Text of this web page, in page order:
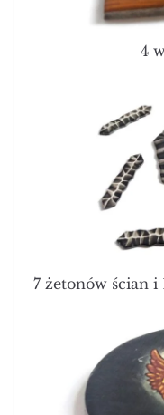
4
7 żetonów ścian